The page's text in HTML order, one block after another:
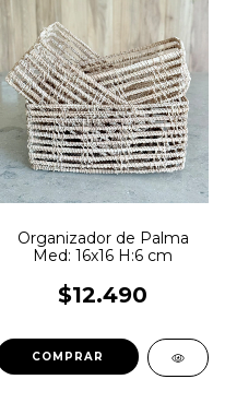
Organizador de Palma
Med: 16x16 H:6 cm
$12.490